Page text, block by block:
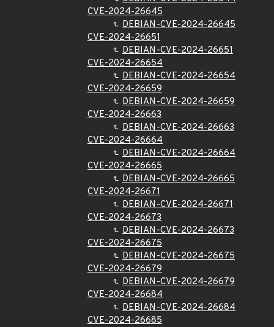
CVE-2024-26645
DEBIAN-CVE-2024-26645
CVE-2024-26651
DEBIAN-CVE-2024-26651
CVE-2024-26654
DEBIAN-CVE-2024-26654
CVE-2024-26659
DEBIAN-CVE-2024-26659
CVE-2024-26663
DEBIAN-CVE-2024-26663
CVE-2024-26664
DEBIAN-CVE-2024-26664
CVE-2024-26665
DEBIAN-CVE-2024-26665
CVE-2024-26671
DEBIAN-CVE-2024-26671
CVE-2024-26673
DEBIAN-CVE-2024-26673
CVE-2024-26675
DEBIAN-CVE-2024-26675
CVE-2024-26679
DEBIAN-CVE-2024-26679
CVE-2024-26684
DEBIAN-CVE-2024-26684
CVE-2024-26685